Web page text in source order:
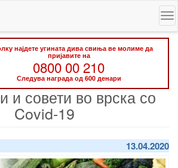
најдете угината дива свиња ве молиме да
пријавите на
0800 00 210
Следува награда од 600 денари
и совети во врска со
Covid-19
13.04.2020